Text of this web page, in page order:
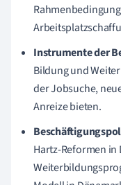
Instrumente der
Bildung und
der Jobsuche,
Anreize bieten.
Hartz-Reformen in